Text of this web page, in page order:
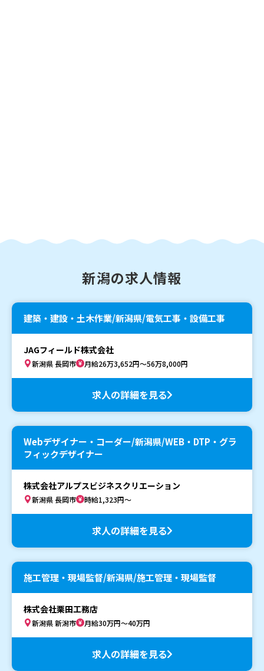
新潟の求人情報
建築・建設・土木作業/新潟県/電気工事・設備工事
JAGフィールド株式会社
新潟県 長岡市 月給26万3,652円～56万8,000円
求人の詳細を見る
Webデザイナー・コーダー/新潟県/WEB・DTP・グラ
フィックデザイナー
株式会社アルプスビジネスクリエーション
新潟県 長岡市 時給1,323円～
求人の詳細を見る
施工管理・現場監督/新潟県/施工管理・現場監督
株式会社栗田工務店
新潟県 新潟市 月給30万円～40万円
求人の詳細を見る